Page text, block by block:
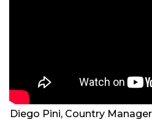
Diego Pini, Country